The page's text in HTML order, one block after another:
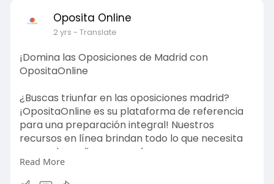
Oposita Online
2 yrs - Translate
¡Domina las Oposiciones de Madrid con
OpositaOnline
¿Buscas triunfar en las oposiciones madrid?
¡OpositaOnline es su plataforma de referencia
para una preparación integral! Nuestros
recursos en línea brindan todo lo que necesita
para sobresalir en sus exámenes y asegurar un
puesto en el gobierno. Ya sea que esté buscando
roles en educación, atención médica,
Read More